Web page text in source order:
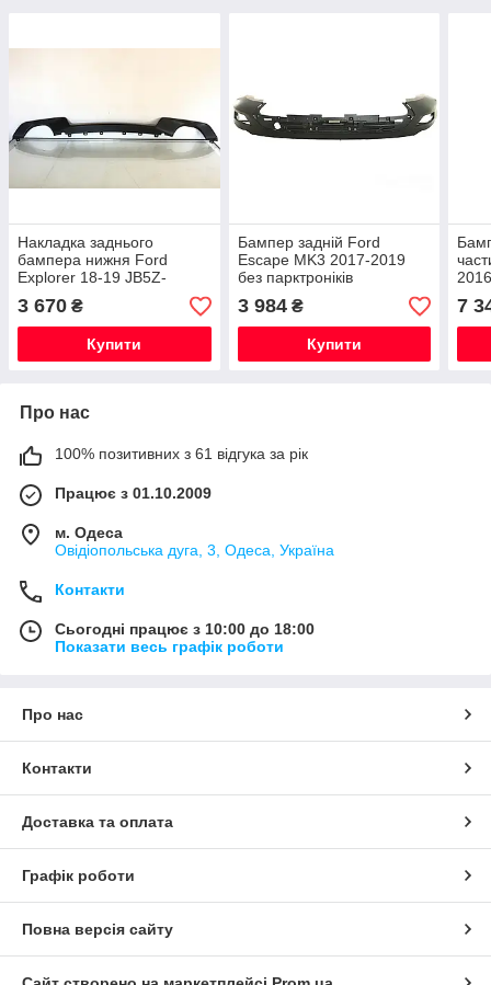
Накладка заднього
бампера нижня Ford
Explorer 18-19 JB5Z-
17K835-APTM чорна
3 670 ₴
Купити
Бампер задній Ford
Escape MK3 2017-2019
без парктроніків
GJ5Z17K835 AC
3 984₴
Купити
7
Про нас
100% позитивних з 61 відгука за рік
Працює з 01.10.2009
м. Одеса
Овідіопольська дуга, 3, Одеса, Україна
Контакти
Сьогодні працює з 10:00 до 18:00
Показати весь графік роботи
Про нас
Контакти
Доставка та оплата
Графік роботи
Повна версія сайту